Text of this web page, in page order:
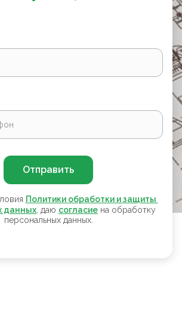
Отправить
Политики обработки и защиты
данных , даю согласие на обработку
персональных данных.